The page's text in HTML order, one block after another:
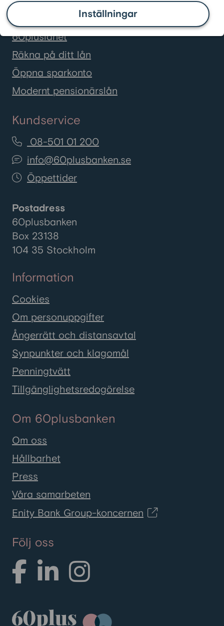
Inställningar
Våra tjänster
60pluslånet
Räkna på ditt lån
Öppna sparkonto
Modernt pensionärslån
Kundservice
08-501 01 200
info@60plusbanken.se
Öppettider
Postadress
60plusbanken
Box 23138
104 35 Stockholm
Information
Cookies
Om personuppgifter
Ångerrätt och distansavtal
Synpunkter och klagomål
Penningtvätt
Tillgänglighetsredogörelse
Om 60plusbanken
Om oss
Hållbarhet
Press
Våra samarbeten
Enity Bank Group-koncernen
Följ oss